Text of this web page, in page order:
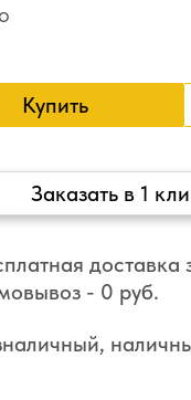
Купить
Заказать в 1
доставка
- 0 руб.